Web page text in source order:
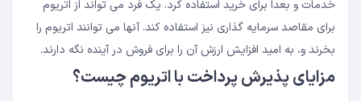
خدمات و بعداً برای خرید استفاده کرد. یک فرد می تواند از اتریوم
برای مقاصد سرمایه گذاری نیز استفاده کند. آنها می توانند اتریوم را
بخرند و، به امید افزایش ارزش آن را برای فروش در آینده نگه دارند.
مزایای پذیرش پرداخت با اتریوم چیست؟